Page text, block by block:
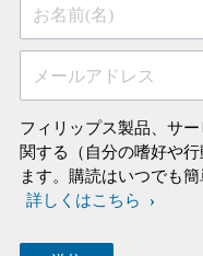
お名前(名)
メールアドレス
フィリップス製品、サ
関する（自分の嗜好や
ます。購読はいつでも
詳しくはこちら